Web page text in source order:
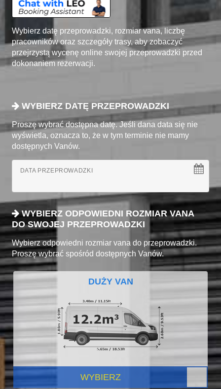
Wybierz datę przeprowadzki, rozmiar vana, liczbę
pracowników oraz szczegóły trasy, aby zobaczyć
przejrzystą wycenę online swojej przeprowadzki przed
dokonaniem rezerwacji.
WYBIERZ DATĘ PRZEPROWADZKI
Proszę wybrać dostępna datę. Jeśli dana data się nie
wyświetla, oznacza to, że w tym terminie nie mamy
dostępnych Vanów.
DATA PRZEPROWADZKI
WYBIERZ ODPOWIEDNI ROZMIAR VANA
DO SWOJEJ PRZEPROWADZKI
Wybierz odpowiedni rozmiar vana do przeprowadzki.
Proszę wybrać spośród dostępnych Vanów.
DUŻY VAN
WYBIERZ